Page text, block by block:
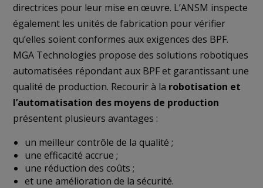
directrices pour leur mise en œuvre. L’ANSM inspecte
également les unités de fabrication pour vérifier
qu’elles soient conformes aux exigences des BPF.
MGA Technologies propose des solutions robotiques
automatisées répondant aux BPF et garantissant une
qualité de production. Recourir à la robotisation et
l’automatisation des moyens de production
présentent plusieurs avantages :
un meilleur contrôle de la qualité ;
une efficacité accrue ;
une réduction des coûts ;
et une amélioration de la sécurité.